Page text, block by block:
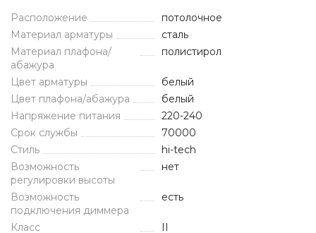
Расположение
потолочное
Материал арматуры
сталь
Материал плафона/
абажура
полистирол
Цвет арматуры
белый
Цвет плафона/абажура
белый
Напряжение питания
220-240
Срок службы
70000
Стиль
hi-tech
Возможность
регулировки высоты
нет
Возможность
подключения диммера
есть
Класс
II